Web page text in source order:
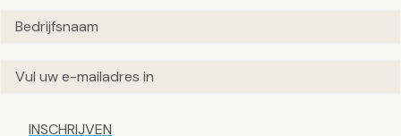
Untitled(Vereist)
Email(Vereist)
Captcha